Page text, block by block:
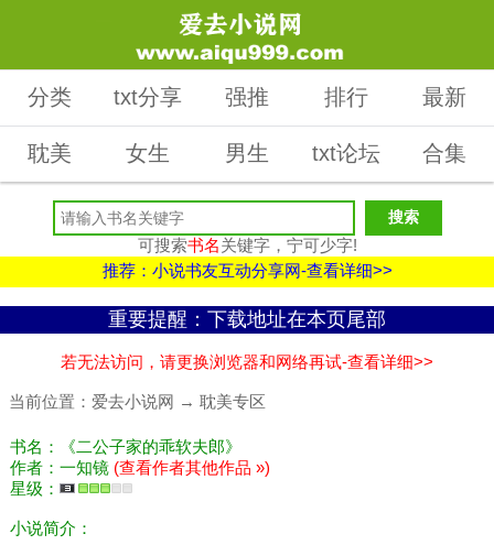
分类 txt分享 强推 排行 最新
耽美 女生 男生 txt论坛 合集
可搜索书名关键字，宁可少字!
推荐：小说书友互动分享网-查看详细>>
重要提醒：下载地址在本页尾部
若无法访问，请更换浏览器和网络再试-查看详细>>
当前位置： 爱去小说网 → 耽美专区
书名：《二公子家的乖软夫郎》
作者：一知镜 (查看作者其他作品 »)
星级：
小说简介：